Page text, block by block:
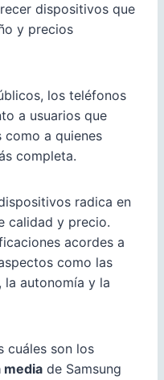
dispositivos que
y precios
los teléfonos
a usuarios que
como a quienes
completa.
radica en
calidad y precio.
acordes a
como las
, la autonomía y la
cuáles son los
media de Samsung